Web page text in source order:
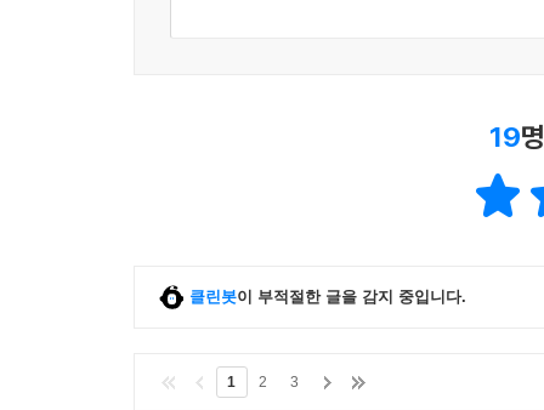
는 바로 이때였다. 나는 벤츠를 사기 위해 돈을
를 사야 할까? 이 돈이면 주식을 하더라도 지금보
자체에서 느끼는 만족감도 굉장히 높다. 그런데
결국 그 목표에 다가가는 것, 그 과정 자체가 가장
이유는 단순히 돈을 더 많이 벌었기 때문이 아니
이루라고 강권하는 자기계발서 덕분에 벤츠를 살
19
클린봇이 부적절한 글을 감지 중입니다.
1 2 3